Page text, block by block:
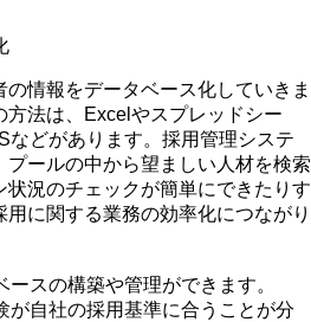
情報をデータベース化していきま
方法は、Excelやスプレッドシー
などがあります。採用管理システ
プールの中から望ましい人材を検索
状況のチェックが簡単にできたりす
に関する業務の効率化につながり
スの構築や管理ができます。
が自社の採用基準に合うことが分